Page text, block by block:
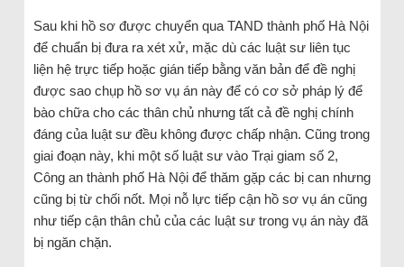
Sau khi hồ sơ được chuyển qua TAND thành phố Hà Nội
để chuẩn bị đưa ra xét xử, mặc dù các luật sư liên tục
liện hệ trực tiếp hoặc gián tiếp bằng văn bản để đề nghị
được sao chụp hồ sơ vụ án này để có cơ sở pháp lý để
bào chữa cho các thân chủ nhưng tất cả đề nghị chính
đáng của luật sư đều không được chấp nhận. Cũng trong
giai đoạn này, khi một số luật sư vào Trại giam số 2,
Công an thành phố Hà Nội để thăm gặp các bị can nhưng
cũng bị từ chối nốt. Mọi nỗ lực tiếp cận hồ sơ vụ án cũng
như tiếp cận thân chủ của các luật sư trong vụ án này đã
bị ngăn chặn.